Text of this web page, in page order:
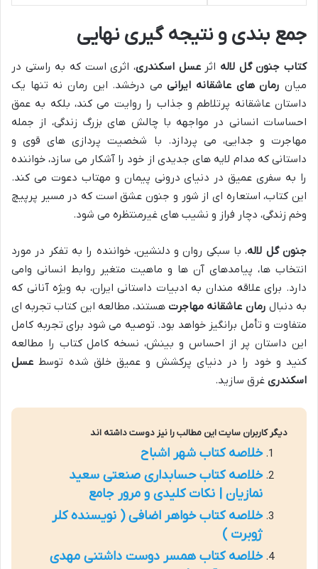
جمع بندی و نتیجه گیری نهایی
کتاب جنون گل لاله اثرعسل اسکندری، اثری است که به راستی در
میان رمان های عاشقانه ایرانیمی درخشد. این رمان نه تنها یک
داستان عاشقانه پرتلاطم و جذاب را روایت می کند، بلکه به عمق
احساسات انسانی در مواجهه با چالش های بزرگ زندگی، از جمله
مهاجرت و جدایی، می پردازد. با شخصیت پردازی های قوی و
داستانی که مدام لایه های جدیدی از خود را آشکار می سازد، خواننده
را به سفری عمیق در دنیای درونی پیمان و مهتاب دعوت می کند.
این کتاب، استعاره ای از شور و جنون عشق است که در مسیر پرپیچ
وخم زندگی، دچار فراز و نشیب های غیرمنتظره می شود.
جنون گل لاله، با سبکی روان و دلنشین، خواننده را به تفکر در مورد
انتخاب ها، پیامدهای آن ها و ماهیت متغیر روابط انسانی وامی
دارد. برای علاقه مندان به ادبیات داستانی ایران، به ویژه آنانی که
به دنبال رمان عاشقانه مهاجرت هستند، مطالعه این کتاب تجربه ای
متفاوت و تأمل برانگیز خواهد بود. توصیه می شود برای تجربه کامل
این داستان پر از احساس و بینش، نسخه کامل کتاب را مطالعه
کنید و خود را در دنیای پرکشش و عمیق خلق شده توسط عسل
اسکندری غرق سازید.
دیگر کاربران سایت این مطالب را نیز دوست داشته اند
خلاصه کتاب شهر اشباح
خلاصه کتاب حسابداری صنعتی سعید
نمازیان | نکات کلیدی و مرور جامع
خلاصه کتاب خواهر اضافی ( نویسنده کلر
ژوبرت )
خلاصه کتاب همسر دوست داشتنی مهدی